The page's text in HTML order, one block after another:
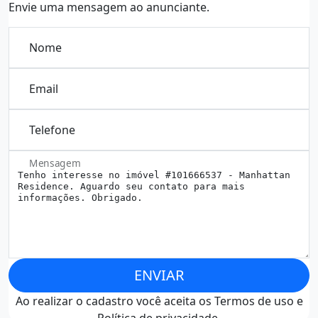
Envie uma mensagem ao anunciante.
Nome
Email
Telefone
Mensagem
ENVIAR
Ao realizar o cadastro você aceita os Termos de uso e